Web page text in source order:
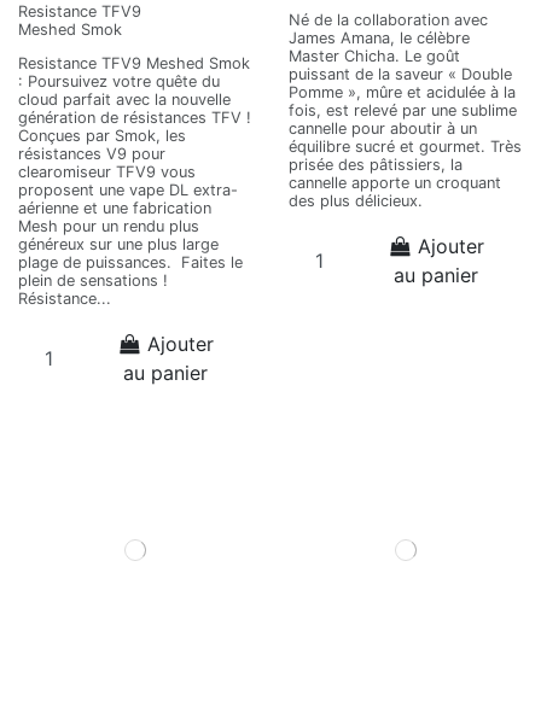
Resistance TFV9
Meshed Smok
Resistance TFV9 Meshed Smok
: Poursuivez votre quête du
cloud parfait avec la nouvelle
génération de résistances TFV !
Conçues par Smok, les
résistances V9 pour
clearomiseur TFV9 vous
proposent une vape DL extra-
aérienne et une fabrication
Mesh pour un rendu plus
généreux sur une plus large
plage de puissances. Faites le
plein de sensations !
Résistance...
Ajouter
au panier
Né de la collaboration avec
James Amana, le célèbre
Master Chicha. Le goût
puissant de la saveur « Double
Pomme », mûre et acidulée à la
fois, est relevé par une sublime
cannelle pour aboutir à un
équilibre sucré et gourmet. Très
prisée des pâtissiers, la
cannelle apporte un croquant
des plus délicieux.
Ajouter
au panier